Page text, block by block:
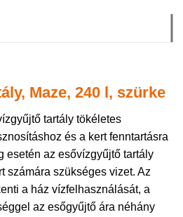
Maze, 240 l, szürke
tartály tökéletes
és a kert fenntartásra
esetén az esővízgyűjtő tartály
számára szükséges vizet. Az
a ház vízfelhasználását, a
az esőgyűjtő ára néhány